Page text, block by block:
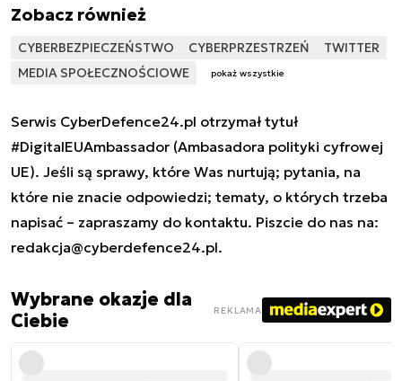
Zobacz również
CYBERBEZPIECZEŃSTWO CYBERPRZESTRZEŃ
TWITTER
MEDIA SPOŁECZNOŚCIOWE
pokaż wszystkie
Serwis CyberDefence24.pl otrzymał tytuł
#DigitalEUAmbassador (Ambasadora polityki cyfrowej
UE). Jeśli są sprawy, które Was nurtują; pytania, na
które nie znacie odpowiedzi; tematy, o których trzeba
napisać – zapraszamy do kontaktu. Piszcie do nas na:
redakcja@cyberdefence24.pl.
Wybrane okazje dla
Ciebie
REKLAMA